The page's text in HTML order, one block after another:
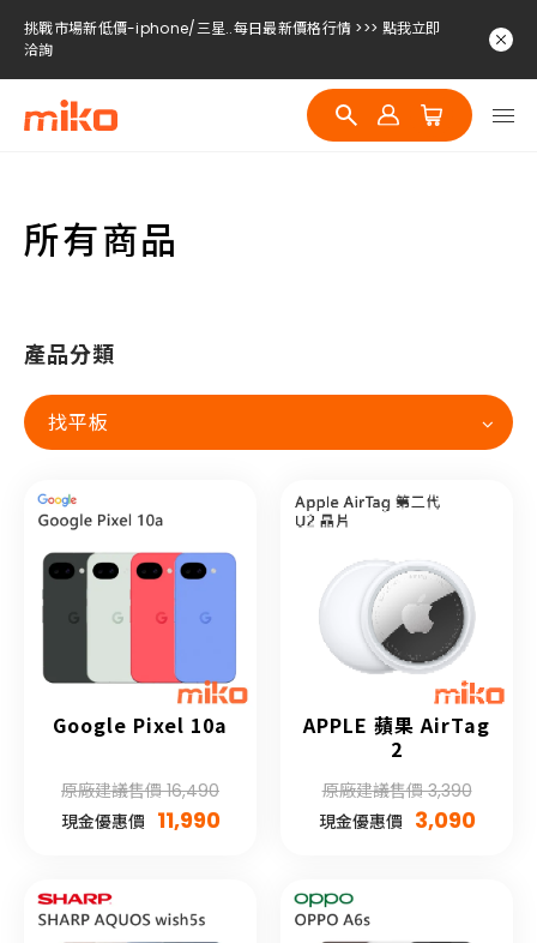
挑戰市場新低價-iphone/三星..每日最新價格行情 >>> 點我立即
洽詢
所有商品
產品分類
找平板
Google Pixel 10a
原廠建議售價 16,490
現金優惠價 11,990
APPLE 蘋果 AirTag
2
原廠建議售價 3,390
現金優惠價 3,090